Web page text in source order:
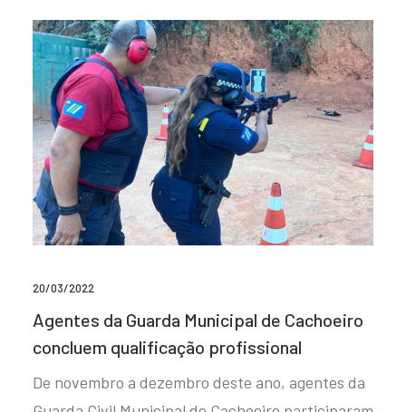
20/03/2022
Agentes da Guarda Municipal de Cachoeiro
concluem qualificação profissional
De novembro a dezembro deste ano, agentes da